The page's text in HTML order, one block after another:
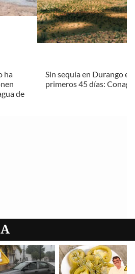
ha
de
Sin sequía en Durango
primeros 45 días: